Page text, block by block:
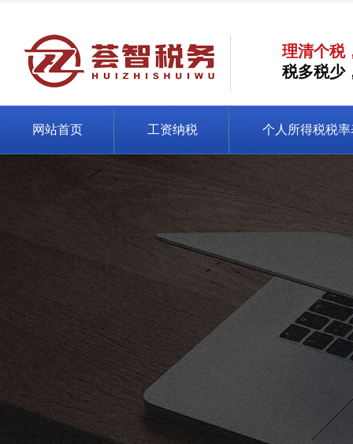
理清个税
税多税少
网站首页 工资纳税 个人所得税税率